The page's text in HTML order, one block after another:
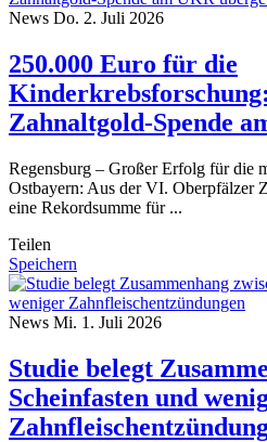
News Do. 2. Juli 2026
250.000 Euro für die
Zahnaltgold-Spende
Regensburg – Großer Erfolg für die
Ostbayern: Aus der VI. Oberpfälzer
eine Rekordsumme für ...
Teilen
Speichern
News Mi. 1. Juli 2026
Studie belegt
Scheinfasten und